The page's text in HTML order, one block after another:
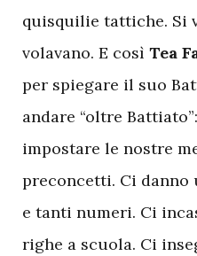
quisquilie tattiche. Si
volavano. E così Tea
per spiegare il suo
andare “oltre
impostare le nostre
preconcetti. Ci danno
e tanti numeri. Ci
righe a scuola. Ci